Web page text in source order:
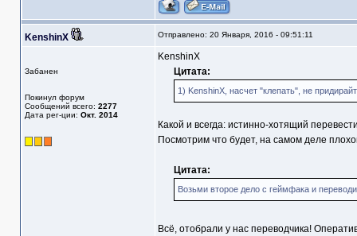
KenshinX Отправлено: 20 Января, 2016 - 09:51:11
Забанен
Покинул форум
Сообщений всего: 2277
Дата рег-ции: Окт. 2014
KenshinX
Цитата:
1) KenshinX, насчет "клепать", не
Какой и всегда: истинно-хотящий
Посмотрим что будет, на самом деле
Цитата:
Возьми второе дело с геймфака и
Всё, отобрали у нас переводчика!